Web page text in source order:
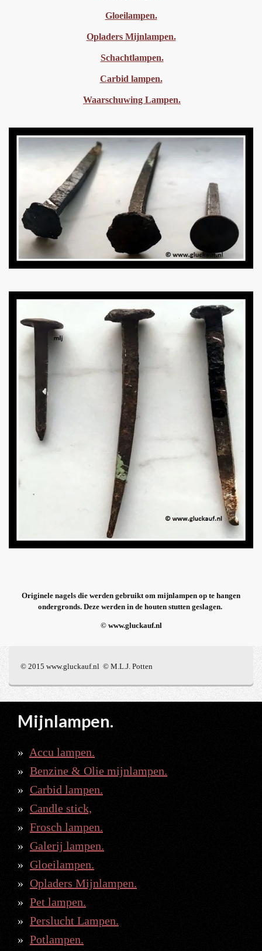
Gloeilampen.
Opladers Mijnlampen.
Schachtlampen.
Carbid lampen.
Waarschuwing Lampen.
Originele nagels die werden gebruikt om mijnlampen op te hangen
ondergronds. Deze werden in de houten stutten geslagen.
© www.gluckauf.nl
© 2015 www.gluckauf.nl © M.L.J. Potten
Mijnlampen.
Accu lampen.
Benzine & Olie mijnlampen.
Carbid lampen.
Candle stick,
Frosch lampen.
Galerij lampen.
Gloeilampen.
Opladers Mijnlampen.
Pet lampen.
Perslucht Lampen.
Potlampen.